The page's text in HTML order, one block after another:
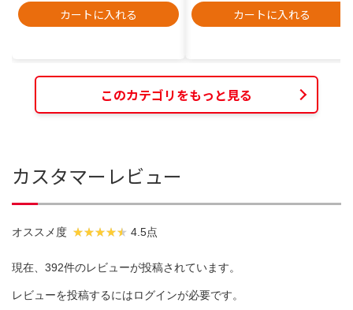
カートに入れる カートに入れる
このカテゴリをもっと見る
カスタマーレビュー
オススメ度 4.5点
現在、392件のレビューが投稿されています。
レビューを投稿するにはログインが必要です。